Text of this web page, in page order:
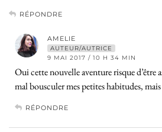
RÉPONDRE
AMELIE
AUTEUR/AUTRICE
9 MAI 2017 / 10 H 34 MIN
Oui cette nouvelle aventure risque d’être
mal bousculer mes petites habitudes,
RÉPONDRE